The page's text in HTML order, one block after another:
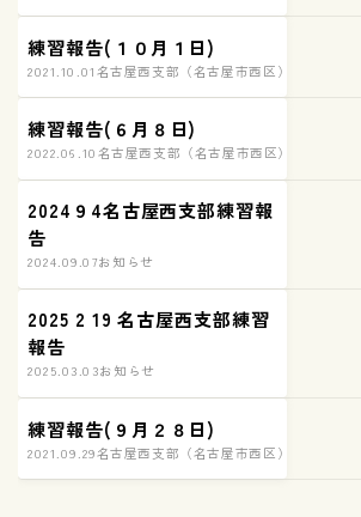
練習報告(１０月１日)
2021.10.01名古屋西支部（名古屋市西区）練習の様子
練習報告(６月８日)
2022.06.10名古屋西支部（名古屋市西区）練習の様子
2024９4名古屋西支部練習報
告
2024.09.07お知らせ
2025 2 19 名古屋西支部練習
報告
2025.03.03お知らせ
練習報告(９月２８日)
2021.09.29名古屋西支部（名古屋市西区）練習の様子